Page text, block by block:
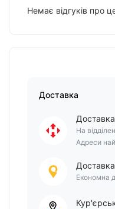
Немає відгуків про
Доставка
На
Адреси
Економна